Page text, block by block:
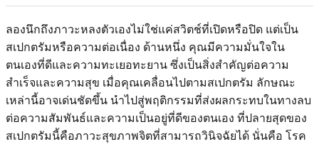
ลองนึกถึงภาวะหลงตัวเองไม่ใช่แค่สวิตช์ที่เปิดหรือปิด แต่เป็น
สเปกตรัมหรือความต่อเนื่อง ด้านหนึ่ง คุณมีความมั่นใจใน
ตนเองที่ดีและความทะเยอทะยาน ซึ่งเป็นสิ่งสำคัญต่อความ
สำเร็จและความสุข เมื่อคุณเคลื่อนไปตามสเปกตรัม ลักษณะ
เหล่านี้อาจเด่นชัดขึ้น นำไปสู่พฤติกรรมที่ส่งผลกระทบในทางลบ
ต่อความสัมพันธ์และความเป็นอยู่ที่ดีของตนเอง ที่ปลายสุดของ
สเปกตรัมนี้คือภาวะสุขภาพจิตที่สามารถวินิจฉัยได้ นั่นคือ โรค